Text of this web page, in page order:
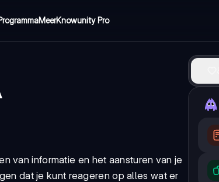
MeerKnowunity Pro
van informatie en het aansturen van je
dat je kunt reageren op alles wat er